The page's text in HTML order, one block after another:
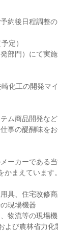
約後日程調整
定）
部門）にて実
化工の開発マ
ム商品開発など
事の醍醐味をお
ーカーである
まえています。
具、住宅改修
現場機器
物流等の現場
よび農林省力化